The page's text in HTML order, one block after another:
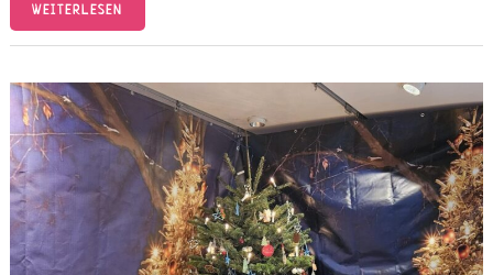
WEITERLESEN
ENGAGEMENT
IM
FREIDAY:
KINDER
GESTALTEN
WEIHNACHTEN